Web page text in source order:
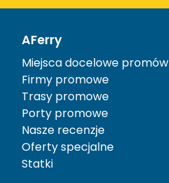
AFerry
Miejsca docelowe promów
Firmy promowe
Trasy promowe
Porty promowe
Nasze recenzje
Oferty specjalne
Statki